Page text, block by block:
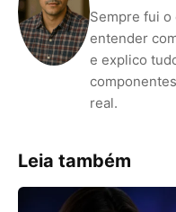
Sempre fui o
entender
e explico
real.
Leia também